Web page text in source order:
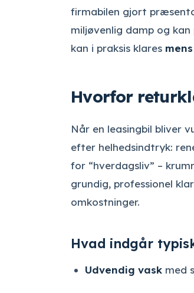
firmabilen gjort
miljøvenlig damp og
kan i praksis klares
Hvorfor
Når en leasingbil bliver
efter helhedsindtryk:
for “hverdagsliv” –
grundig, professionel
omkostninger.
Hvad indgår
Udvendig vask med